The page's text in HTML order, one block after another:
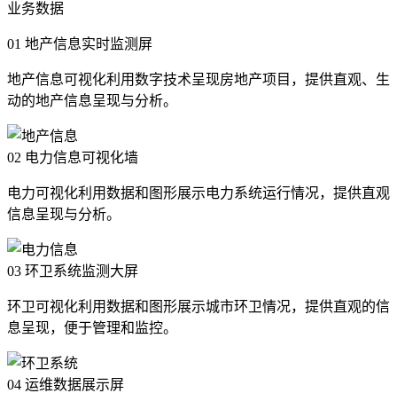
业务数据
01 地产信息实时监测屏
地产信息可视化利用数字技术呈现房地产项目，提供直观、生
动的地产信息呈现与分析。
02 电力信息可视化墙
电力可视化利用数据和图形展示电力系统运行情况，提供直观
信息呈现与分析。
03 环卫系统监测大屏
环卫可视化利用数据和图形展示城市环卫情况，提供直观的信
息呈现，便于管理和监控。
04 运维数据展示屏